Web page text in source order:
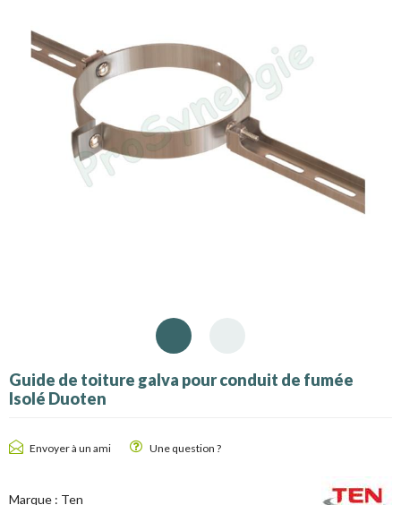
Guide de toiture galva pour conduit de fumée
Isolé Duoten
Envoyer à un ami Une question ?
Marque : Ten